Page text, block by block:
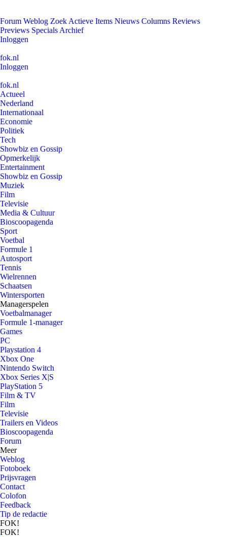
Forum Weblog Zoek Actieve Items Nieuws Columns Reviews
Previews Specials Archief
Inloggen
fok.nl
Inloggen
fok.nl
Actueel
Nederland
Internationaal
Economie
Politiek
Tech
Showbiz en Gossip
Opmerkelijk
Entertainment
Showbiz en Gossip
Muziek
Film
Televisie
Media & Cultuur
Bioscoopagenda
Sport
Voetbal
Formule 1
Autosport
Tennis
Wielrennen
Schaatsen
Wintersporten
Managerspelen
Voetbalmanager
Formule 1-manager
Games
PC
Playstation 4
Xbox One
Nintendo Switch
Xbox Series X|S
PlayStation 5
Film & TV
Film
Televisie
Trailers en Videos
Bioscoopagenda
Forum
Meer
Weblog
Fotoboek
Prijsvragen
Contact
Colofon
Feedback
Tip de redactie
FOK!
FOK!